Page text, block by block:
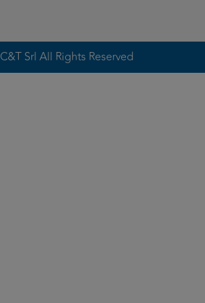
Srl All Rights Reserved